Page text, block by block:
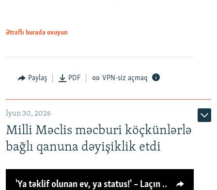
Ətraflı burada oxuyun
Paylaş PDF VPN-siz açmaq
İyun 30, 2026
Milli Məclis məcburi köçkünlərlə
bağlı qanuna dəyişiklik etdi
'Ya təklif olunan ev, ya status!' – Laçın köçkünü: 'Laçından başqa heç hara!'